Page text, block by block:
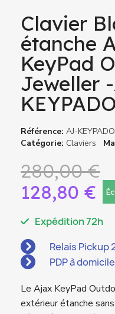
Clavier
étanche
KeyPad
Jeweller
Référence AJ-
Catégorie Claviers
280,00 €
128,80 €
Expédition 72h
Relais Pickup
PDP à
Le Ajax KeyPad
extérieur étanche